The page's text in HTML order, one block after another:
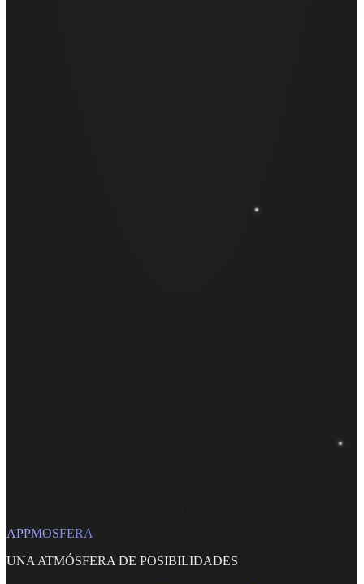
APPMOSFERA
UNA ATMÓSFERA DE POSIBILIDADES